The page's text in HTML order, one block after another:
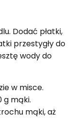
Dodać płatki,
przestygły do
wody do
w misce.
g mąki.
mąki, aż